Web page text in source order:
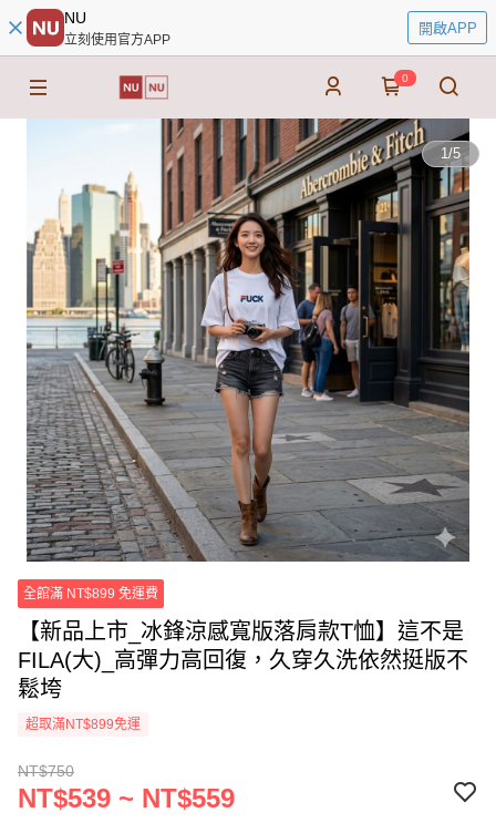
NU
立刻使用官方APP
開啟APP
0
1/5
全館滿 NT$899 免運費
【新品上市_冰鋒涼感寬版落肩款T恤】這不是
FILA(大)_高彈力高回復，久穿久洗依然挺版不
鬆垮
超取滿NT$899免運
NT$750
NT$539 ~ NT$559